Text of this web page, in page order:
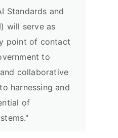
Standards and
will serve as
point of contact
to
collaborative
harnessing and
of